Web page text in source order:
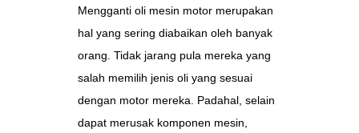
Mengganti oli mesin motor merupakan
hal yang sering diabaikan oleh banyak
orang. Tidak jarang pula mereka yang
salah memilih jenis oli yang sesuai
dengan motor mereka. Padahal, selain
dapat merusak komponen mesin,